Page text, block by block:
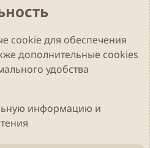
[v.2.3.2 rc1] 🔥
Русский (RU)
Помощь
R
cookieдля обеспечения
дополнительные cookies
удобства
информацию и